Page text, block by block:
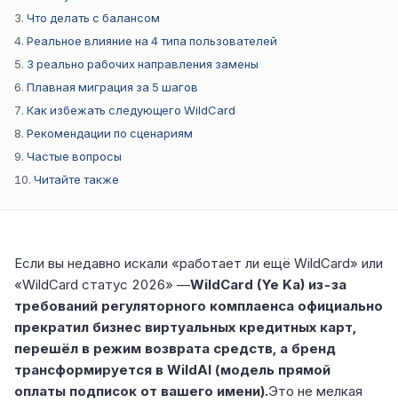
Что делать с балансом
Реальное влияние на 4 типа пользователей
3 реально рабочих направления замены
Плавная миграция за 5 шагов
Как избежать следующего WildCard
Рекомендации по сценариям
Частые вопросы
Читайте также
Если вы недавно искали «работает ли ещё WildCard» или
«WildCard статус 2026» —WildCard (Ye Ka) из-за
требований регуляторного комплаенса официально
прекратил бизнес виртуальных кредитных карт,
перешёл в режим возврата средств, а бренд
трансформируется в WildAI (модель прямой
оплаты подписок от вашего имени).Это не мелкая